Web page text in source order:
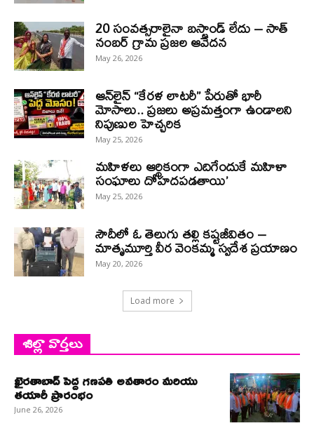
20 సంవత్సరాలైనా బస్టాండ్ లేదు – సాత్
నంబర్ గ్రామ ప్రజల ఆవేదన
May 26, 2026
ఆన్‌లైన్ “కేరళ లాటరీ” పేరుతో భారీ
మోసాలు.. ప్రజలు అప్రమత్తంగా ఉండాలని
నిపుణుల హెచ్చరిక
May 25, 2026
మహిళలు ఆర్థికంగా ఎదిగేందుకే మహిళా
సంఘాలు దోహదపడతాయి’
May 25, 2026
సౌదీలో ఓ తెలుగు తల్లి కష్టజీవితం –
మాతృమూర్తి వీర వెంకమ్మ స్వదేశ ప్రయాణం
May 20, 2026
Load more
జిల్లా వార్తలు
ఖైరతాబాద్ పెద్ద గణపతి అవతారం మరియు
తయారీ ప్రారంభం
June 26, 2026